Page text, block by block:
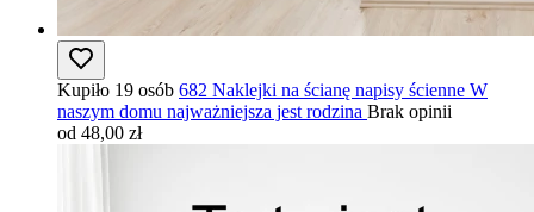
Kupiło 19 osób 682 Naklejki na ścianę napisy ścienne W
naszym domu najważniejsza jest rodzina Brak opinii
od 48,00 zł